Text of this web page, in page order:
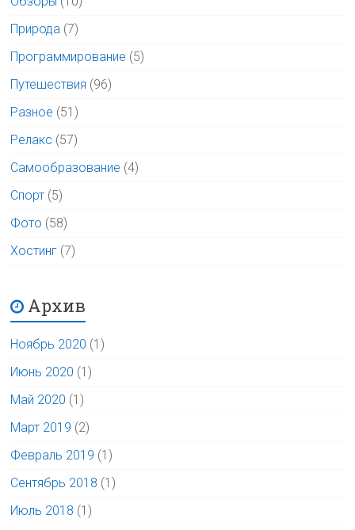
Природа (7)
Программирование (5)
Путешествия (96)
Разное (51)
Релакс (57)
Самообразование (4)
Спорт (5)
Фото (58)
Хостинг (7)
Архив
Ноябрь 2020 (1)
Июнь 2020 (1)
Май 2020 (1)
Март 2019 (2)
Февраль 2019 (1)
Сентябрь 2018 (1)
Июль 2018 (1)